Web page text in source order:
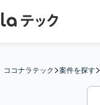
ココナラテック>案件を探す>